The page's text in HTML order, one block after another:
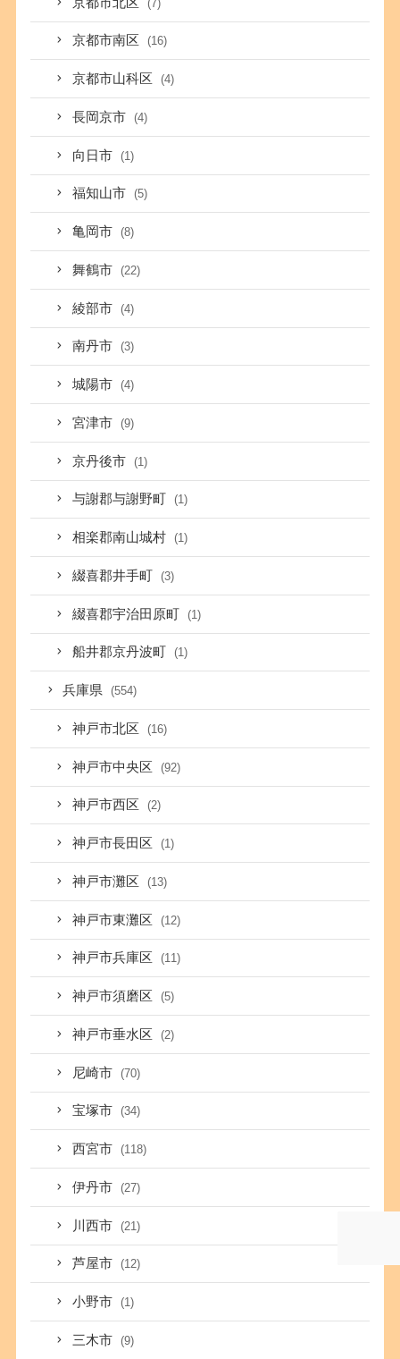
(7)
京都市南区 (16)
京都市山科区 (4)
長岡京市 (4)
向日市 (1)
福知山市 (5)
亀岡市 (8)
舞鶴市 (22)
綾部市 (4)
南丹市 (3)
城陽市 (4)
宮津市 (9)
京丹後市 (1)
与謝郡与謝野町 (1)
相楽郡南山城村 (1)
綴喜郡井手町 (3)
綴喜郡宇治田原町 (1)
船井郡京丹波町 (1)
兵庫県 (554)
神戸市北区 (16)
神戸市中央区 (92)
神戸市西区 (2)
神戸市長田区 (1)
神戸市灘区 (13)
神戸市東灘区 (12)
神戸市兵庫区 (11)
神戸市須磨区 (5)
神戸市垂水区 (2)
尼崎市 (70)
宝塚市 (34)
西宮市 (118)
伊丹市 (27)
川西市 (21)
芦屋市 (12)
小野市 (1)
三木市 (9)